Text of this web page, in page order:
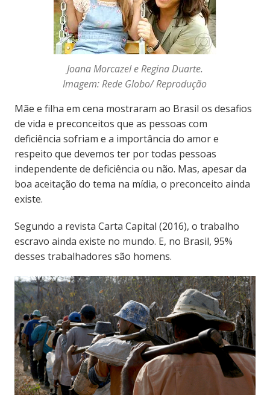
Joana Morcazel e Regina Duarte.
Imagem: Rede Globo/ Reprodução
Mãe e filha em cena mostraram ao Brasil os desafios
de vida e preconceitos que as pessoas com
deficiência sofriam e a importância do amor e
respeito que devemos ter por todas pessoas
independente de deficiência ou não. Mas, apesar da
boa aceitação do tema na mídia, o preconceito ainda
existe.
Segundo a revista Carta Capital (2016), o trabalho
escravo ainda existe no mundo. E, no Brasil, 95%
desses trabalhadores são homens.